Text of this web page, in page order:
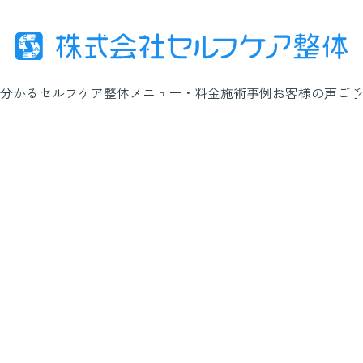
かるセルフケア整体メニュー・料金施術事例お客様の声ご